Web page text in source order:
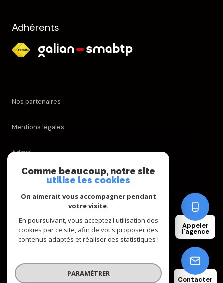
Appeler
l'agence
Contacter
Adhérents
Nos partenaires
Mentions légales
Admin
Nos honoraires
Cookies
© 2026 | Tous droits réservés
Comme beaucoup, notre site
utilise les cookies
On aimerait vous accompagner pendant
votre visite.
En poursuivant, vous acceptez l'utilisation des
cookies par ce site, afin de vous proposer des
contenus adaptés et réaliser des statistiques !
PARAMÉTRER